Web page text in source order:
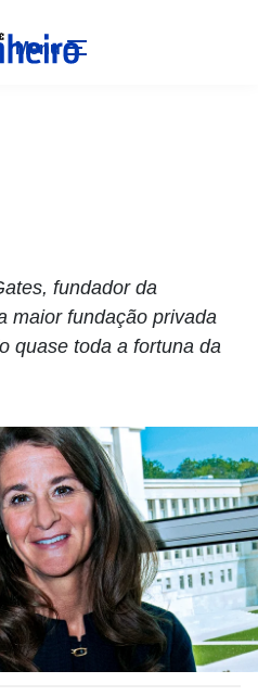
Menu
fundador da
maior fundação privada
quase toda a fortuna da